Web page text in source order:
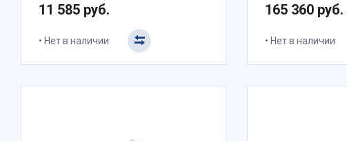
11 585 руб.
Нет в наличии
165 360 руб.
Нет в наличии